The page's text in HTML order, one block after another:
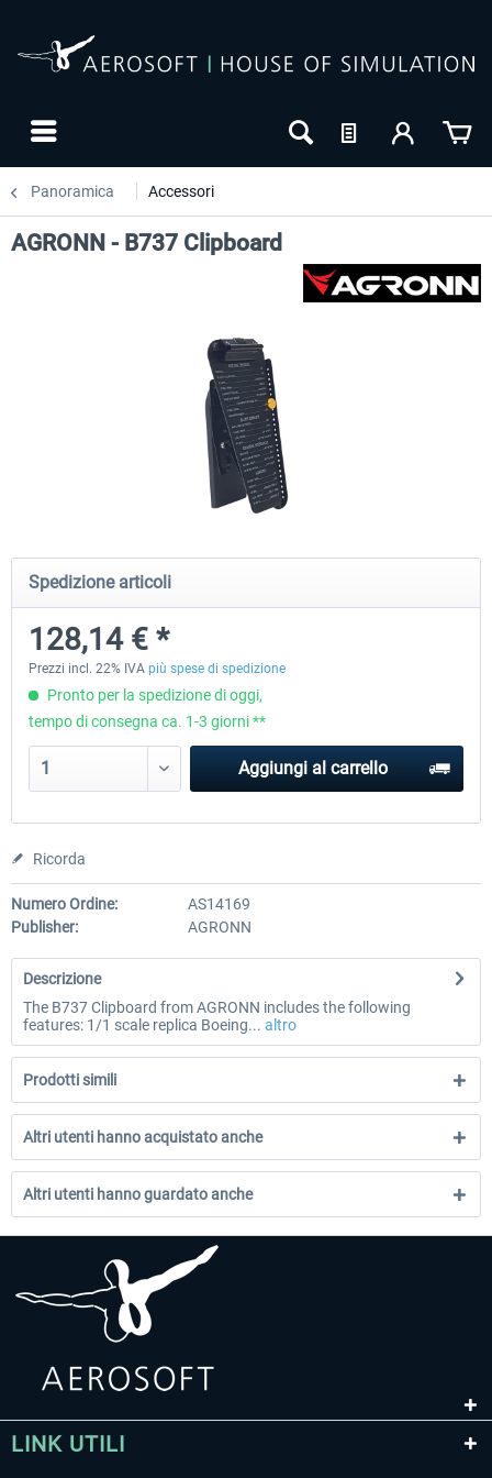
Panoramica Accessori
Honeycomb - Flight Sim USB Hub
51,25 € *
AGRONN - B737 Clipboard
Spedizione articoli
128,14 € *
Prezzi incl. 22% IVA più spese di spedizione
Pronto per la spedizione di oggi,
tempo di consegna ca. 1-3 giorni **
Aggiungi al carrello
Ricorda
Numero Ordine:
AS14169
Publisher:
AGRONN
Descrizione
The B737 Clipboard from AGRONN includes the following
features: 1/1 scale replica Boeing... altro
Prodotti simili
Altri utenti hanno acquistato anche
Altri utenti hanno guardato anche
LINK UTILI